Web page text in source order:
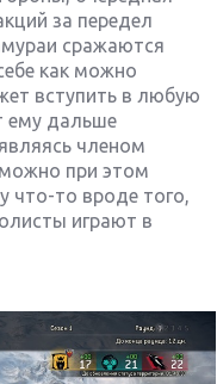
за передел
сражаются
как можно
вступить в любую
ему дальше
членом
при этом
что-то вроде того,
играют в